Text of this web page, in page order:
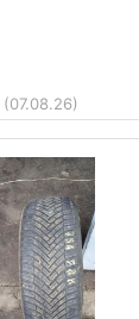
(07.08.26)